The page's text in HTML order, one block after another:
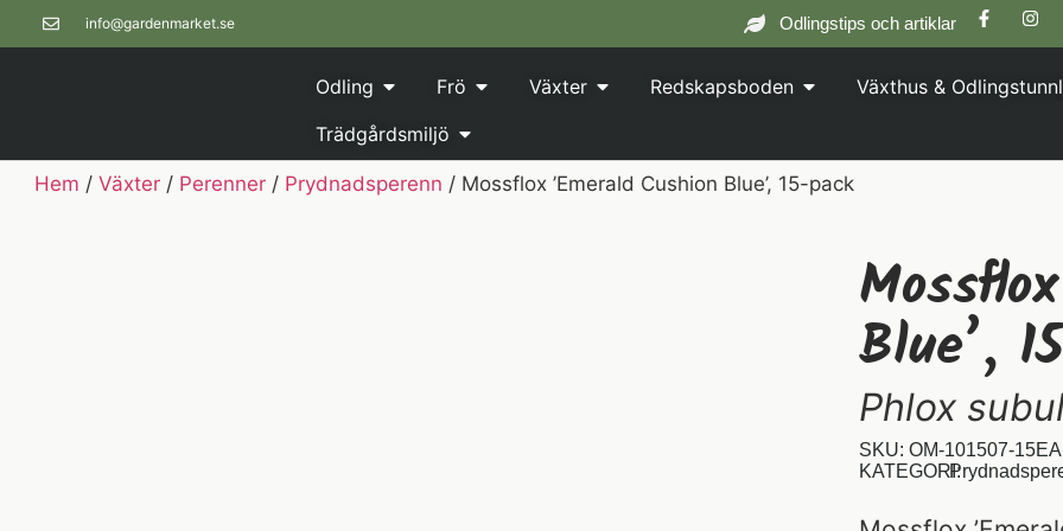
info@gardenmarket.se Odlingstips och artiklar
Odling Frö Växter Redskapsboden
Växthus &
Trädgårdsmiljö
Hem / Växter / Perenner / Prydnadsperenn / Mossflox ’Emerald Cushion Blue’, 15-pack
Blue’,
Phlox
SKU: OM-101507-15
KATEGORI: